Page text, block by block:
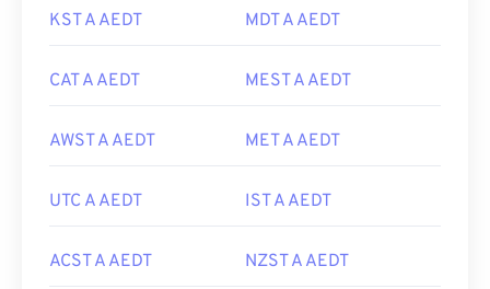
KST A AEDT MDT A AEDT
CAT A AEDT MEST A AEDT
AWST A AEDT MET A AEDT
UTC A AEDT IST A AEDT
ACST A AEDT NZST A AEDT